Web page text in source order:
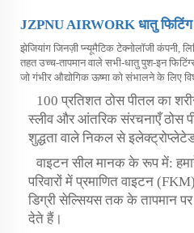
JZPNU AIRWORK धातु फिटिंग
झेजियांग जिनज़ी प्न्यूमैटिक टेक्नोलॉजी कंपनी,
तहत उच्च-तापमान वाले सभी-धातु पुश-इन
जो गंभीर औद्योगिक ऊष्मा को संभालने के लिए
100 प्रतिशत ठोस पीतल का
स्लीव और आंतरिक संरचनाएँ ठोस
शुद्धता वाले निकल से
वाइटन सील मानक के रूप में:
परिवारों में प्रमाणित वाइटन
डिग्री सेल्सियस तक के तापमान पर
देते हैं।